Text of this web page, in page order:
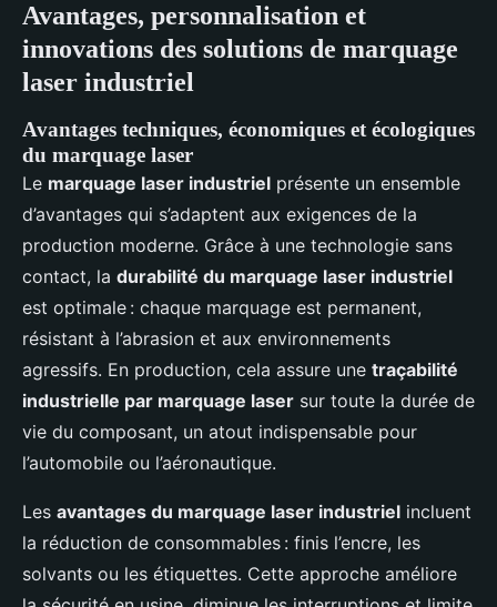
Avantages, personnalisation et
innovations des solutions de marquage
laser industriel
Avantages techniques, économiques et écologiques
du marquage laser
Le marquage laser industriel présente un ensemble
d’avantages qui s’adaptent aux exigences de la
production moderne. Grâce à une technologie sans
contact, la durabilité du marquage laser industriel
est optimale : chaque marquage est permanent,
résistant à l’abrasion et aux environnements
agressifs. En production, cela assure une traçabilité
industrielle par marquage laser sur toute la durée de
vie du composant, un atout indispensable pour
l’automobile ou l’aéronautique.
Les avantages du marquage laser industriel incluent
la réduction de consommables : finis l’encre, les
solvants ou les étiquettes. Cette approche améliore